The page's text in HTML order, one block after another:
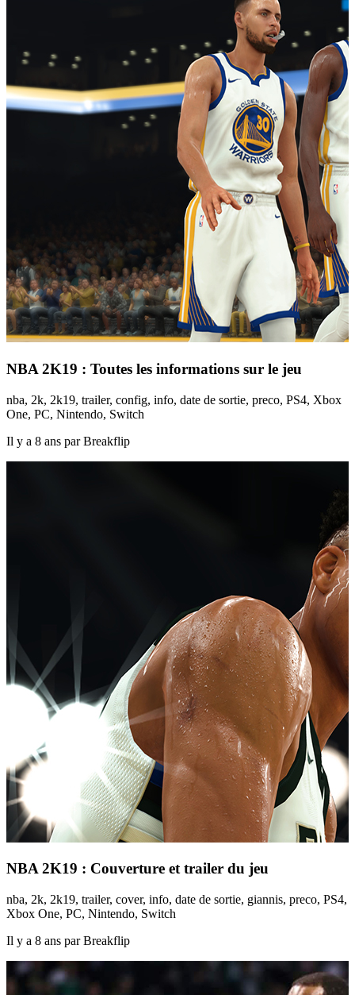
NBA 2K19 : Toutes les informations sur le jeu
nba, 2k, 2k19, trailer, config, info, date de sortie, preco, PS4, Xbox
One, PC, Nintendo, Switch
Il y a 8 ans par Breakflip
NBA 2K19 : Couverture et trailer du jeu
nba, 2k, 2k19, trailer, cover, info, date de sortie, giannis, preco, PS4,
Xbox One, PC, Nintendo, Switch
Il y a 8 ans par Breakflip